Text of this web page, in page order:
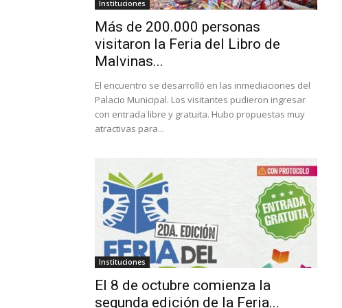
Instituciones
Más de 200.000 personas
visitaron la Feria del Libro de
Malvinas...
El encuentro se desarrolló en las inmediaciones del
Palacio Municipal. Los visitantes pudieron ingresar
con entrada libre y gratuita. Hubo propuestas muy
atractivas para...
Instituciones
El 8 de octubre comienza la
segunda edición de la Feria...